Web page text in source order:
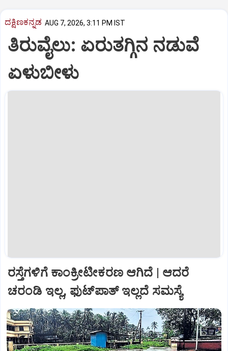
ದಕ್ಷಿಣಕನ್ನಡ AUG 7, 2026, 3:11 PM IST
ತಿರುವೈಲು: ಏರುತಗ್ಗಿನ ನಡುವೆ
ಏಳುಬೀಳು
ರಸ್ತೆಗಳಿಗೆ ಕಾಂಕ್ರೀಟೀಕರಣ ಆಗಿದೆ | ಆದರೆ
ಚರಂಡಿ ಇಲ್ಲ, ಫುಟ್‌ಪಾತ್‌ ಇಲ್ಲದೆ ಸಮಸ್ಯೆ